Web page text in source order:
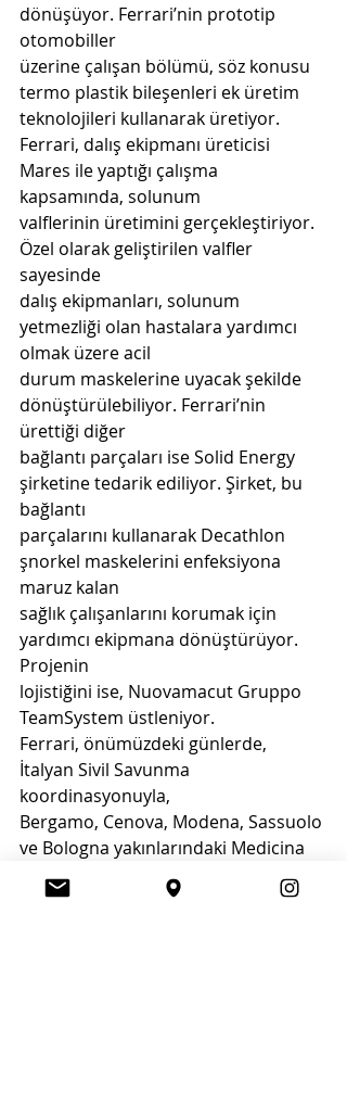
dönüşüyor. Ferrari’nin prototip
otomobiller
üzerine çalışan bölümü, söz konusu
termo plastik bileşenleri ek üretim
teknolojileri kullanarak üretiyor.
Ferrari, dalış ekipmanı üreticisi
Mares ile yaptığı çalışma
kapsamında, solunum
valflerinin üretimini gerçekleştiriyor.
Özel olarak geliştirilen valfler
sayesinde
dalış ekipmanları, solunum
yetmezliği olan hastalara yardımcı
olmak üzere acil
durum maskelerine uyacak şekilde
dönüştürülebiliyor. Ferrari’nin
ürettiği diğer
bağlantı parçaları ise Solid Energy
şirketine tedarik ediliyor. Şirket, bu
bağlantı
parçalarını kullanarak Decathlon
şnorkel maskelerini enfeksiyona
maruz kalan
sağlık çalışanlarını korumak için
yardımcı ekipmana dönüştürüyor.
Projenin
lojistiğini ise, Nuovamacut Gruppo
TeamSystem üstleniyor.
Ferrari, önümüzdeki günlerde,
İtalyan Sivil Savunma
koordinasyonuyla,
Bergamo, Cenova, Modena, Sassuolo
ve Bologna yakınlarındaki Medicina
kasabası dahil çeşitli İtalyan
hastanelerindeki sağlık çalışanlarına